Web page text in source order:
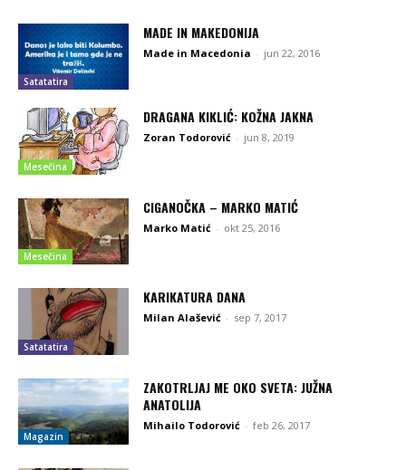
Satatatira
MADE IN MAKEDONIJA
Made in Macedonia - jun 22, 2016
Mesečina
DRAGANA KIKLIĆ: KOŽNA JAKNA
Zoran Todorović - jun 8, 2019
Mesečina
CIGANOČKA – MARKO MATIĆ
Marko Matić - okt 25, 2016
Satatatira
KARIKATURA DANA
Milan Alašević - sep 7, 2017
Magazin
ZAKOTRLJAJ ME OKO SVETA: JUŽNA
ANATOLIJA
Mihailo Todorović - feb 26, 2017